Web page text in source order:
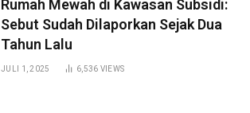
Rumah Mewah di Kawasan Subsidi:
Sebut Sudah Dilaporkan Sejak Dua
Tahun Lalu
JULI 1, 2025 6,536 VIEWS